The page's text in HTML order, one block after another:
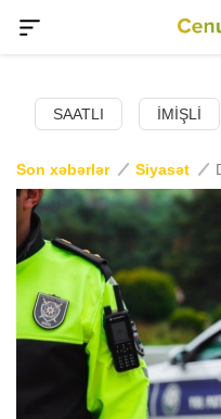
SAATLI İMIŞLI
Son xəbərlər Siyasət